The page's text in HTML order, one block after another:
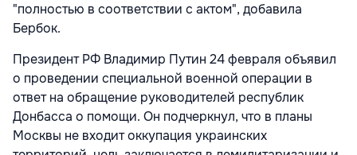
"полностью в соответствии с актом", добавила
Бербок.
Президент РФ Владимир Путин 24 февраля объявил
о проведении специальной военной операции в
ответ на обращение руководителей республик
Донбасса о помощи. Он подчеркнул, что в планы
Москвы не входит оккупация украинских